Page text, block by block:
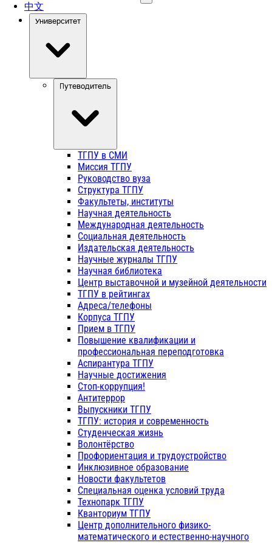
中文
Университет
Путеводитель
ТГПУ в СМИ
Миссия ТГПУ
Руководство вуза
Структура ТГПУ
Факультеты, институты
Научная деятельность
Международная деятельность
Социальная деятельность
Издательская деятельность
Научные журналы ТГПУ
Научная библиотека
Центр выставочной и музейной деятельности
ТГПУ в рейтингах
Адреса/телефоны
Корпуса ТГПУ
Прием в ТГПУ
Повышение квалификации и
профессиональная переподготовка
Аспирантура ТГПУ
Научные достижения
Стоп-коррупция!
Антитеррор
Выпускники ТГПУ
ТГПУ: история и современность
Студенческая жизнь
Волонтёрство
Профориентация и трудоустройство
Инклюзивное образование
Новости факультетов
Специальная оценка условий труда
Технопарк ТГПУ
Кванториум ТГПУ
Центр дополнительного физико-
математического и естественно-научного